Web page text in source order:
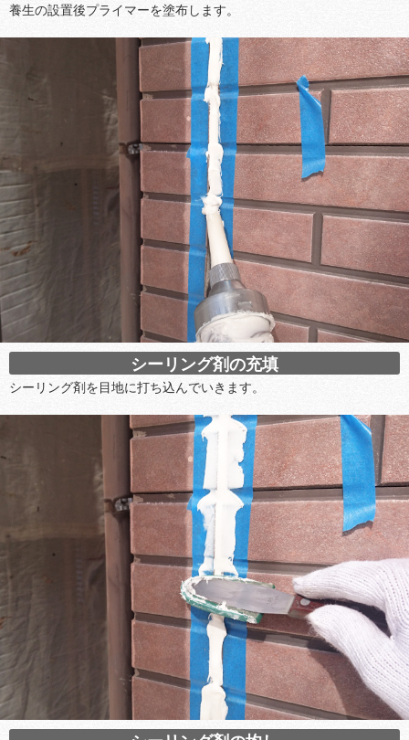
養生の設置後プライマーを塗布します。
シーリング剤の充填
シーリング剤を目地に打ち込んでいきます。